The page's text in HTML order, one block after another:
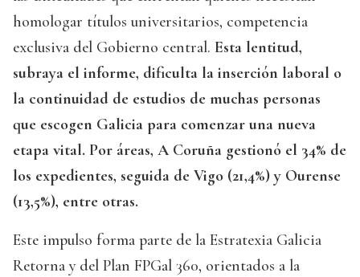
homologar títulos universitarios, competencia
exclusiva del Gobierno central. Esta lentitud,
subraya el informe, dificulta la inserción laboral o
la continuidad de estudios de muchas personas
que escogen Galicia para comenzar una nueva
etapa vital. Por áreas, A Coruña gestionó el 34% de
los expedientes, seguida de Vigo (21,4%) y Ourense
(13,5%), entre otras.
Este impulso forma parte de la Estratexia Galicia
Retorna y del Plan FPGal 360, orientados a la